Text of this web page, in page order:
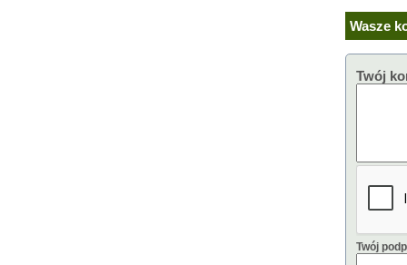
Wasze
Twój
Twój